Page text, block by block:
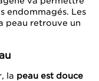
endommagés. Les
peau retrouve un
la peau est douce